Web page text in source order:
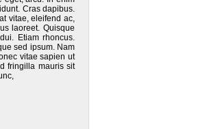
Cras dapibus.
vitae, eleifend ac,
laoreet. Quisque
Etiam rhoncus.
sed ipsum. Nam
vitae sapien ut
fringilla mauris sit